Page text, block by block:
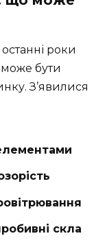
роки
бути
З’явилися
скла